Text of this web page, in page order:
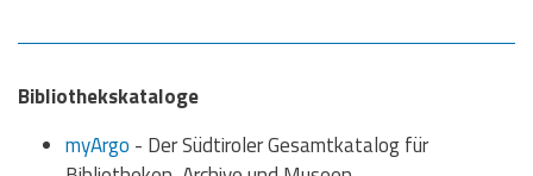
Bibliothekskataloge
myArgo - Der Südtiroler Gesamtkatalog für